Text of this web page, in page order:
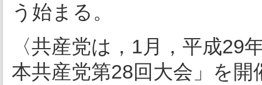
う始まる。
〈共産党は，1月，平成29
本共産党第28回大会」を